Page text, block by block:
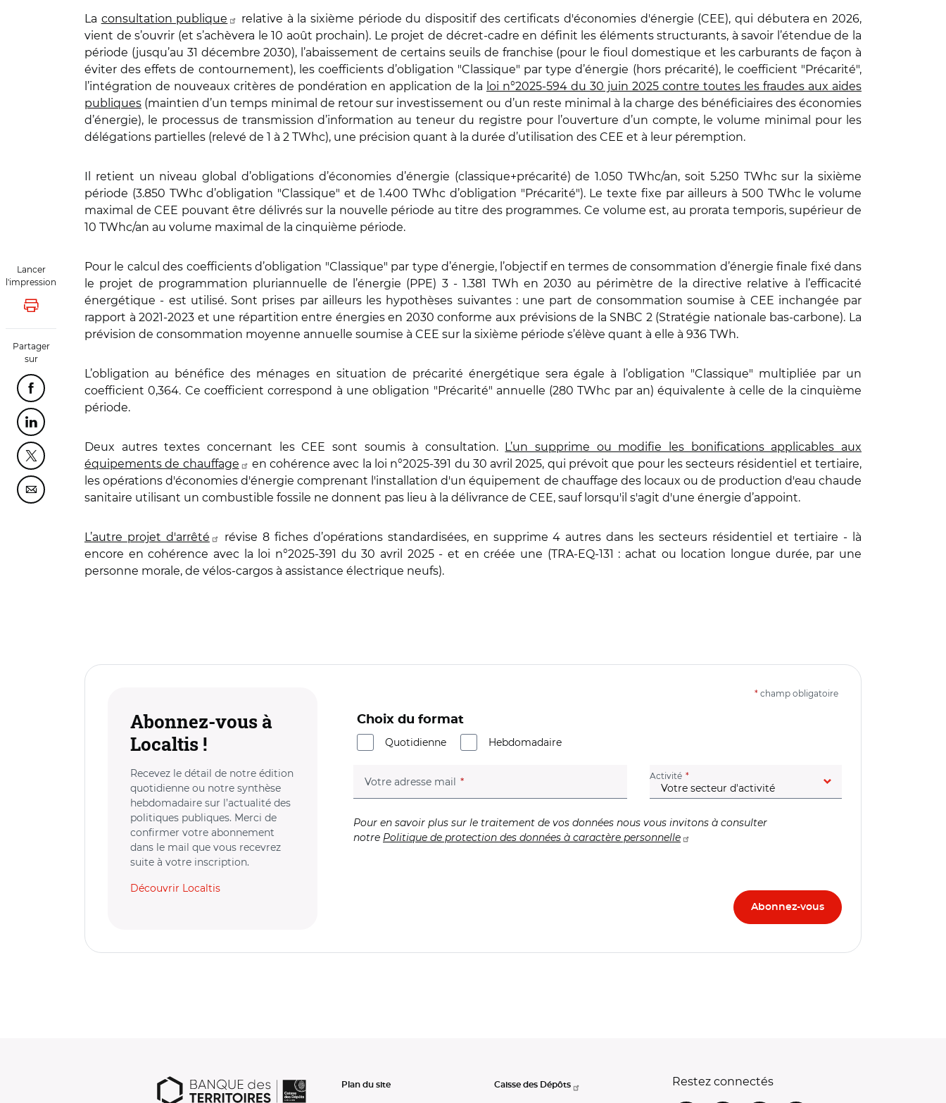
Lancer
l'impression
Lancer l'impression
Partager
sur
Partager cette page sur Facebook
Partager cette page sur Linkedin
Partager cette page sur Twitter
Partager cette page sur Courriel
La consultation publique
relative à la sixième période du dispositif des certificats d'économies d'énergie (CEE), qui débutera en 2026,
vient de s’ouvrir (et s’achèvera le 10 août prochain). Le projet de décret-cadre en définit les éléments structurants, à savoir l’étendue de la
période (jusqu’au 31 décembre 2030), l’abaissement de certains seuils de franchise (pour le fioul domestique et les carburants de façon à
éviter des effets de contournement), les coefficients d’obligation "Classique" par type d’énergie (hors précarité), le coefficient "Précarité",
l’intégration de nouveaux critères de pondération en application de la loi n°2025-594 du 30 juin 2025 contre toutes les fraudes aux aides
publiques (maintien d’un temps minimal de retour sur investissement ou d’un reste minimal à la charge des bénéficiaires des économies
d’énergie), le processus de transmission d’information au teneur du registre pour l’ouverture d’un compte, le volume minimal pour les
délégations partielles (relevé de 1 à 2 TWhc), une précision quant à la durée d’utilisation des CEE et à leur péremption.
Il retient un niveau global d’obligations d’économies d’énergie (classique+précarité) de 1.050 TWhc/an, soit 5.250 TWhc sur la sixième
période (3.850 TWhc d’obligation "Classique" et de 1.400 TWhc d’obligation "Précarité"). Le texte fixe par ailleurs à 500 TWhc le volume
maximal de CEE pouvant être délivrés sur la nouvelle période au titre des programmes. Ce volume est, au prorata temporis, supérieur de
10 TWhc/an au volume maximal de la cinquième période.
Pour le calcul des coefficients d’obligation "Classique" par type d’énergie, l’objectif en termes de consommation d’énergie finale fixé dans
le projet de programmation pluriannuelle de l’énergie (PPE) 3 - 1.381 TWh en 2030 au périmètre de la directive relative à l’efficacité
énergétique - est utilisé. Sont prises par ailleurs les hypothèses suivantes : une part de consommation soumise à CEE inchangée par
rapport à 2021-2023 et une répartition entre énergies en 2030 conforme aux prévisions de la SNBC 2 (Stratégie nationale bas-carbone). La
prévision de consommation moyenne annuelle soumise à CEE sur la sixième période s’élève quant à elle à 936 TWh.
L’obligation au bénéfice des ménages en situation de précarité énergétique sera égale à l’obligation "Classique" multipliée par un
coefficient 0,364. Ce coefficient correspond à une obligation "Précarité" annuelle (280 TWhc par an) équivalente à celle de la cinquième
période.
Deux autres textes concernant les CEE sont soumis à consultation. L’un supprime ou modifie les bonifications applicables aux
équipements de chauffage
en cohérence avec la loi n°2025-391 du 30 avril 2025, qui prévoit que pour les secteurs résidentiel et tertiaire,
les opérations d'économies d'énergie comprenant l'installation d'un équipement de chauffage des locaux ou de production d'eau chaude
sanitaire utilisant un combustible fossile ne donnent pas lieu à la délivrance de CEE, sauf lorsqu'il s'agit d'une énergie d’appoint.
L’autre projet d'arrêté
révise 8 fiches d’opérations standardisées, en supprime 4 autres dans les secteurs résidentiel et tertiaire - là
encore en cohérence avec la loi n°2025-391 du 30 avril 2025 - et en créée une (TRA-EQ-131 : achat ou location longue durée, par une
personne morale, de vélos-cargos à assistance électrique neufs).
Abonnez-vous à
Localtis !
Recevez le détail de notre édition
quotidienne ou notre synthèse
hebdomadaire sur l’actualité des
politiques publiques. Merci de
confirmer votre abonnement
dans le mail que vous recevrez
suite à votre inscription.
Découvrir Localtis
* champ obligatoire
Choix du format
Quotidienne
Hebdomadaire
Votre adresse mail (champ obligatoire) Activité (champ obligatoire)
Pour en savoir plus sur le traitement de vos données nous vous invitons à consulter
notre Politique de protection des données à caractère personnelle
Plan du site Caisse des Dépôts Restez connectés